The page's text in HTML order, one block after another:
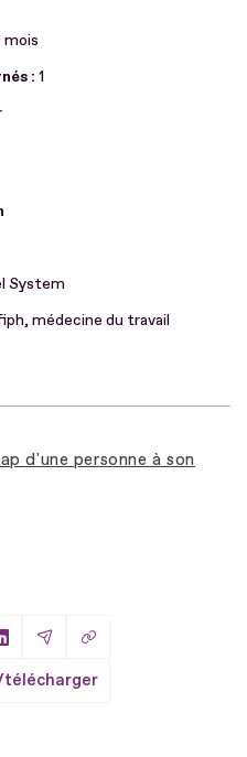
mois
: 1
System
médecine du travail
d'une personne à son
Facebook
sur X sur LinkedIn
Partager par Email
Copier le lien